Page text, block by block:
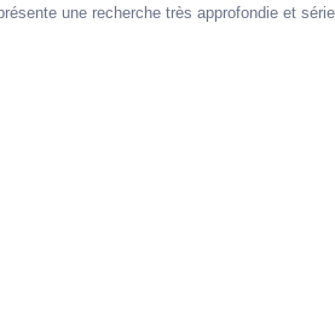
une recherche très approfondie et